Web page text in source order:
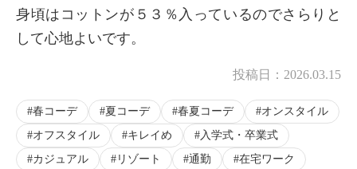
身頃はコットンが５３％入っているのでさらりと
して心地よいです。
投稿日： 2026.03.15
春コーデ 夏コーデ 春夏コーデ
オンスタイル
オフスタイル
キレイめ
入学式・卒業式
カジュアル
リゾート 通勤
在宅ワーク